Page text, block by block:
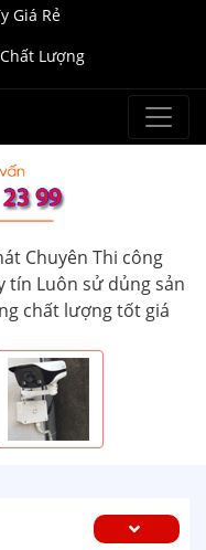
Giá Rẻ
Lượng
Chuyên Thi công
tín Luôn sử dủng sản
chất lượng tốt giá